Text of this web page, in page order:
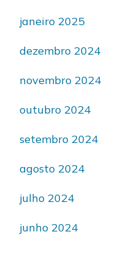
janeiro 2025
dezembro 2024
novembro 2024
outubro 2024
setembro 2024
agosto 2024
julho 2024
junho 2024